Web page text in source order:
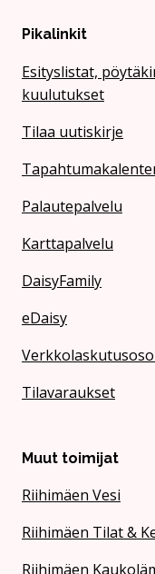
Pikalinkit
Esityslistat,
kuulutukset
Tilaa uutiskirje
Palautepalvelu
Karttapalvelu
DaisyFamily
eDaisy
Tilavaraukset
Muut toimijat
Riihimäen Vesi
Riihimäen Tilat &
Riihimäen